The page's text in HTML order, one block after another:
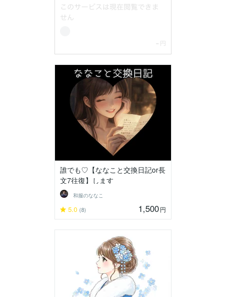
誰でも♡【ななこと交換日記or長
文7往復】します
和服のななこ
5.0 (8) 1,500円